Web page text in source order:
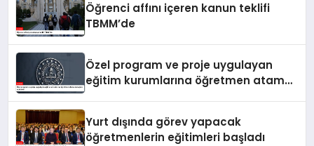
Öğrenci affını içeren kanun teklifi
TBMM’de
Özel program ve proje uygulayan
eğitim kurumlarına öğretmen atama
Yurt dışında görev yapacak
öğretmenlerin eğitimleri başladı